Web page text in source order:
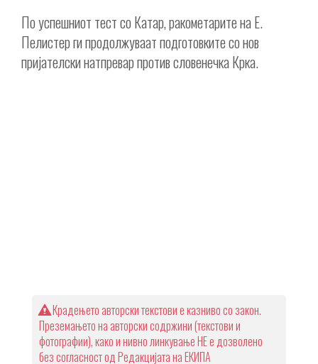
По успешниот тест со Катар, ракометарите на Е.
Пелистер ги продолжуваат подготовките со нов
пријателски натпревар против словенечка Крка.
Крадењето авторски текстови е казниво со закон.
Преземањето на авторски содржини (текстови и
фотографии), како и нивно линкување НЕ е дозволено
без согласност од Редакцијата на ЕКИПА